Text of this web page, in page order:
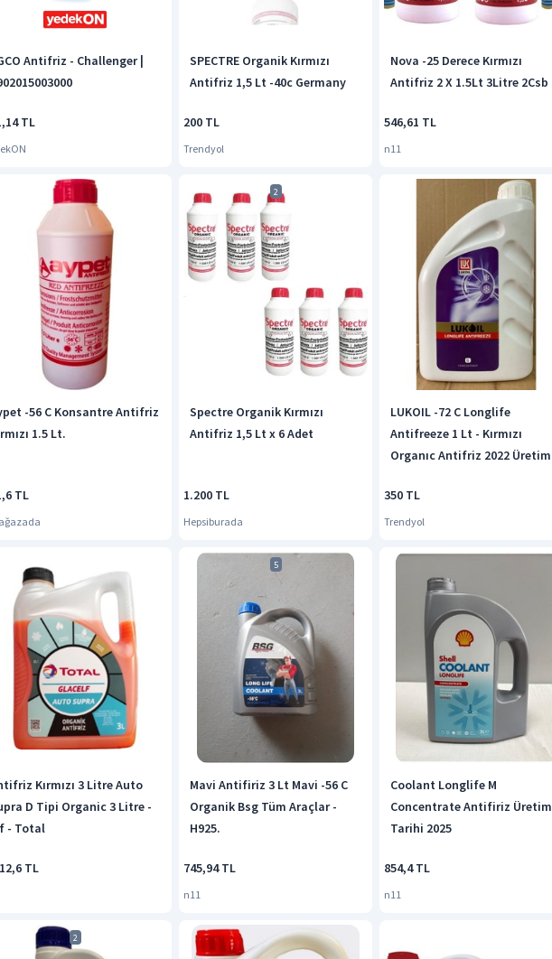
Antifriz - Challenger |
TL
SPECTRE Organik Kırmızı
Antifriz 1,5 Lt -40c Germany
200 TL
Trendyol
Nova -25 Derece Kırmızı
Antifriz 2 X 1.5Lt 3Litre 2Csb
546,61 TL
n11
-56 C Konsantre Antifriz
1.5 Lt.
TL
2
Spectre Organik Kırmızı
Antifriz 1,5 Lt x 6 Adet
1.200 TL
Hepsiburada
LUKOIL -72 C Longlife
Antifreeze 1 Lt - Kırmızı
Organıc Antifriz 2022 Üretim
350 TL
Trendyol
Kırmızı 3 Litre Auto
D Tipi Organic 3 Litre -
- Total
TL
5
Mavi Antifiriz 3 Lt Mavi -56 C
Organik Bsg Tüm Araçlar -
H925.
745,94 TL
n11
Coolant Longlife M
Concentrate Antifiriz Üretim
Tarihi 2025
854,4 TL
n11
2